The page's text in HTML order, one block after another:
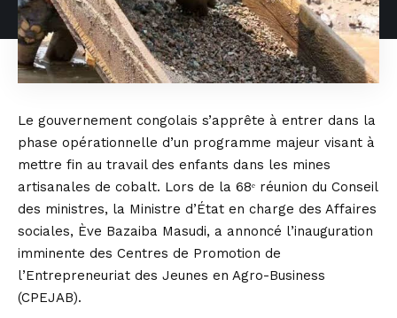
Le gouvernement congolais s’apprête à entrer dans la
phase opérationnelle d’un programme majeur visant à
mettre fin au travail des enfants dans les mines
artisanales de cobalt. Lors de la 68ᵉ réunion du Conseil
des ministres, la Ministre d’État en charge des Affaires
sociales, Ève Bazaiba Masudi, a annoncé l’inauguration
imminente des Centres de Promotion de
l’Entrepreneuriat des Jeunes en Agro-Business
(CPEJAB).